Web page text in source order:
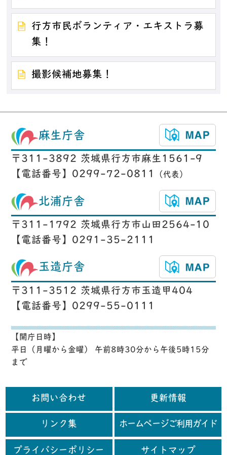
行方市民ボランティア・エキストラ募
集！
撮影候補地募集！
麻生庁舎
〒311-3892 茨城県行方市麻生1561-9
【電話番号】0299-72-0811
（代表）
北浦庁舎
〒311-1792 茨城県行方市山田2564-10
【電話番号】0291-35-2111
玉造庁舎
〒311-3512 茨城県行方市玉造甲404
【電話番号】0299-55-0111
【開庁日時】
平日（月曜から金曜） 午前8時30分から午後5時15分
まで
お問い合わせ 更新情報
リンク集 ホームページご利用ガイド
プライバシーポリシー サイトマップ